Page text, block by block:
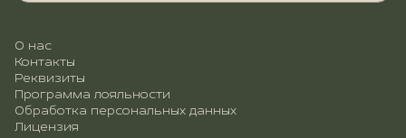
О нас
Контакты
Реквизиты
Программа лояльности
Обработка персональных данных
Лицензия